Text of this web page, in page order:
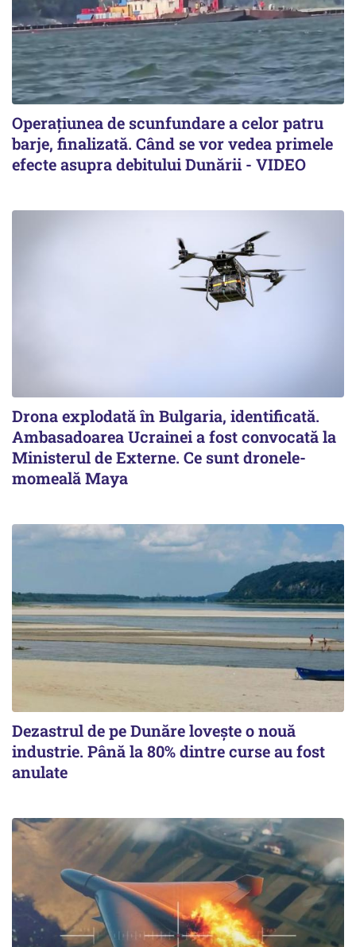
Operațiunea de scunfundare a celor patru
barje, finalizată. Când se vor vedea primele
efecte asupra debitului Dunării - VIDEO
Drona explodată în Bulgaria, identificată.
Ambasadoarea Ucrainei a fost convocată la
Ministerul de Externe. Ce sunt dronele-
momeală Maya
Dezastrul de pe Dunăre lovește o nouă
industrie. Până la 80% dintre curse au fost
anulate